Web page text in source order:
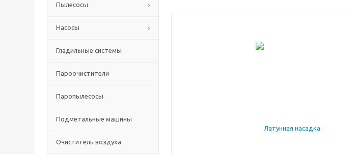
Пылесосы
Насосы
Гладильные системы
Пароочистители
Паропылесосы
Подметальные машины
Очиститель воздуха